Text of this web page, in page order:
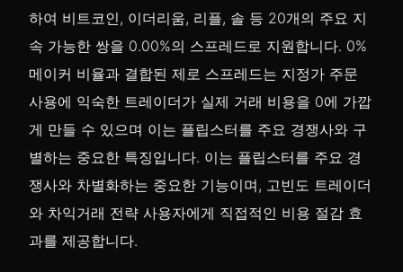
하여 비트코인, 이더리움, 리플, 솔 등 20개의 주요 지
속 가능한 쌍을 0.00%의 스프레드로 지원합니다. 0%
메이커 비율과 결합된 제로 스프레드는 지정가 주문
사용에 익숙한 트레이더가 실제 거래 비용을 0에 가깝
게 만들 수 있으며 이는 플립스터를 주요 경쟁사와 구
별하는 중요한 특징입니다. 이는 플립스터를 주요 경
쟁사와 차별화하는 중요한 기능이며, 고빈도 트레이더
와 차익거래 전략 사용자에게 직접적인 비용 절감 효
과를 제공합니다.